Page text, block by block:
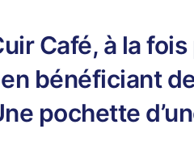
Café, à la
bénéficiant
pochette